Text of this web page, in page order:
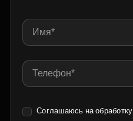
Соглашаюсь на обработку